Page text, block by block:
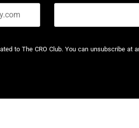
to The CRO Club. You can unsubscribe at